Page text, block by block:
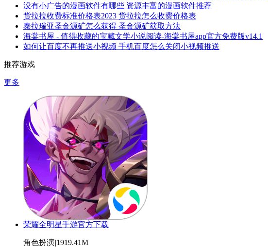
没有小广告的漫画软件有哪些 资源丰富的漫画软件推荐
货拉拉收费标准价格表2023 货拉拉怎么收费价格表
泰拉瑞亚圣金源矿怎么获得 圣金源矿获取方法
海棠书屋 - 值得收藏的宝藏文学小说阅读-海棠书屋app官方免费版v14.1
如何让百度不再推送小视频 手机百度怎么关闭小视频推送
推荐游戏
更多
荣耀全明星手游官方下载
角色扮演|1919.41M